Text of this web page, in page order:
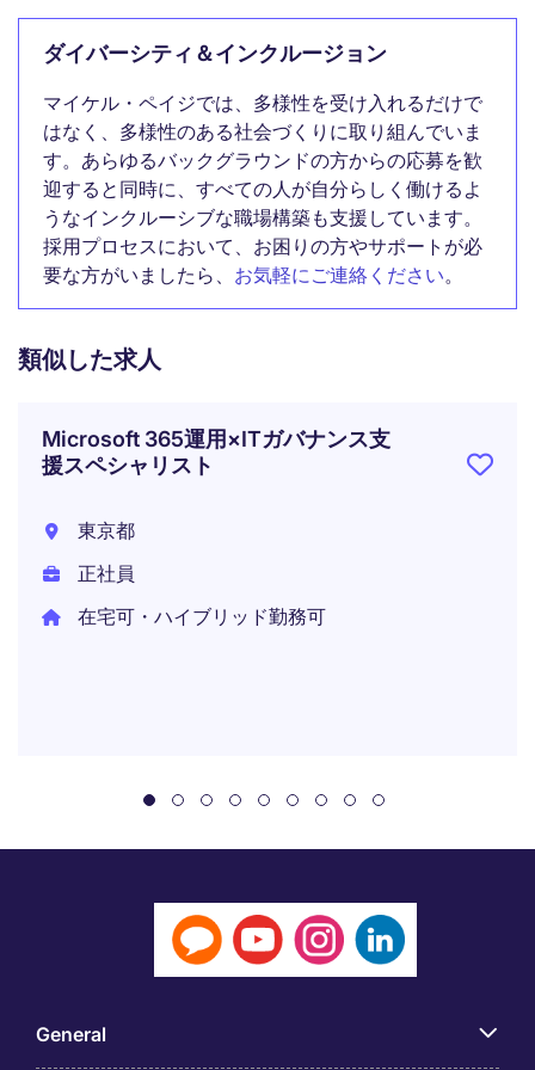
ダイバーシティ＆インクルージョン
マイケル・ペイジでは、多様性を受け入れるだけで
はなく、多様性のある社会づくりに取り組んでいま
す。あらゆるバックグラウンドの方からの応募を歓
迎すると同時に、すべての人が自分らしく働けるよ
うなインクルーシブな職場構築も支援しています。
採用プロセスにおいて、お困りの方やサポートが必
要な方がいましたら、 お気軽にご連絡ください。
類似した求人
Microsoft 365運用×ITガバナンス支
援スペシャリスト
東京都
正社員
在宅可・ハイブリッド勤務可
General